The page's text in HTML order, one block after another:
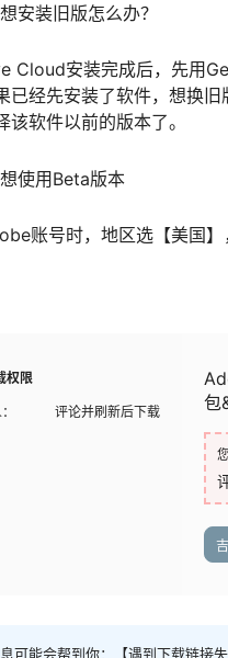
安装旧版怎么办？
Cloud安装完成后，先用
已经先安装了软件，想换
该软件以前的版本了。
使用Beta版本
账号时，地区选【美国
权限
评论并刷新后下载
包
可能会帮到你：【遇到下载链接